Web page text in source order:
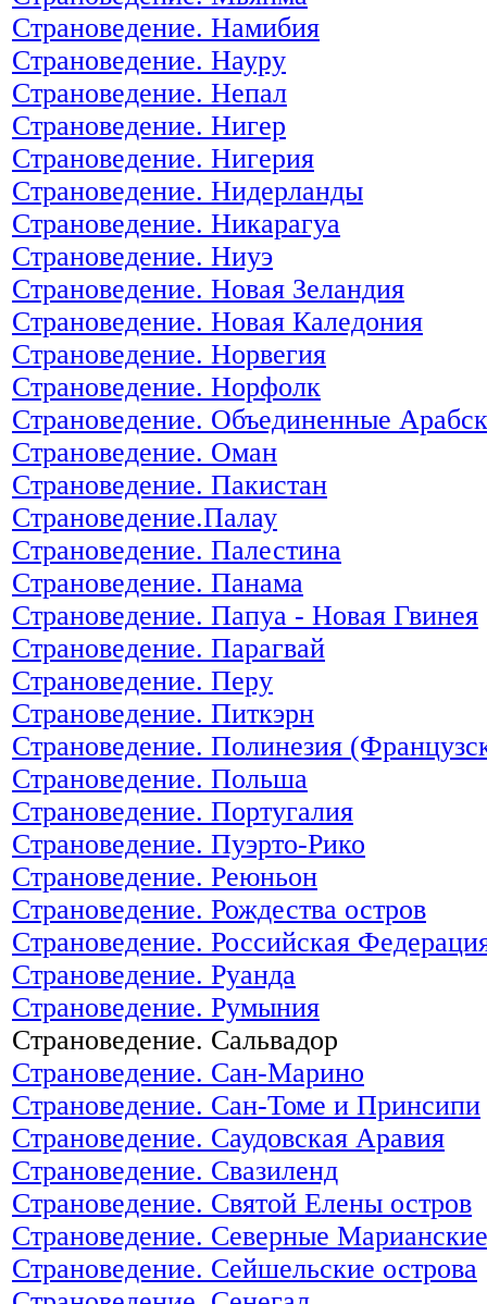
Страноведение. Намибия
Страноведение. Науру
Страноведение. Непал
Страноведение. Нигер
Страноведение. Нигерия
Страноведение. Нидерланды
Страноведение. Никарагуа
Страноведение. Ниуэ
Страноведение. Новая Зеландия
Страноведение. Новая Каледония
Страноведение. Норвегия
Страноведение. Норфолк
Страноведение. Объединенные
Страноведение. Оман
Страноведение. Пакистан
Страноведение.Палау
Страноведение. Палестина
Страноведение. Панама
Страноведение. Папуа - Новая Гвинея
Страноведение. Парагвай
Страноведение. Перу
Страноведение. Питкэрн
Страноведение. Полинезия
Страноведение. Польша
Страноведение. Португалия
Страноведение. Пуэрто-Рико
Страноведение. Реюньон
Страноведение. Рождества остров
Страноведение. Российская
Страноведение. Руанда
Страноведение. Румыния
Страноведение. Сальвадор
Страноведение. Сан-Марино
Страноведение. Сан-Томе и Принсипи
Страноведение. Саудовская Аравия
Страноведение. Свазиленд
Страноведение. Святой Елены остров
Страноведение. Северные
Страноведение. Сейшельские острова